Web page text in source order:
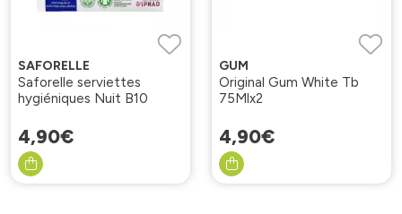
SAFORELLE
Saforelle serviettes
hygiéniques Nuit B10
4,90€
GUM
Original Gum White Tb
75Mlx2
4,90€